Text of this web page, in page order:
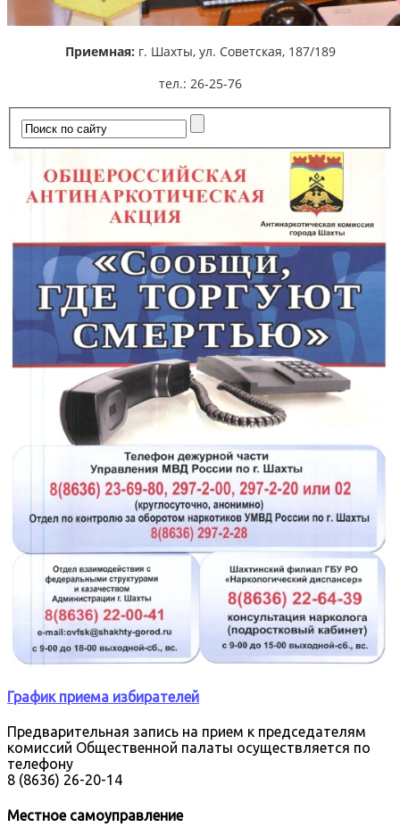
Приемная: г. Шахты, ул. Советская, 187/189
тел.: 26-25-76
График приема избирателей
Предварительная запись на прием к председателям
комиссий Общественной палаты осуществляется по
телефону
8 (8636) 26-20-14
Местное самоуправление